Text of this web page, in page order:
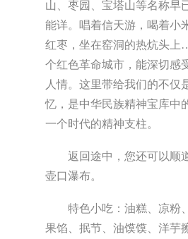
山、枣园、宝塔山等名称早
能详。唱着信天游，喝着小
红枣，坐在窑洞的热炕头
个红色革命城市，能深切感
人情。这里带给我们的不仅
忆，是中华民族精神宝库中
一个时代的精神支柱。
返回途中，您还可以顺
壶口瀑布。
特色小吃：油糕、凉粉
果馅、抿节、油馍馍、洋芋